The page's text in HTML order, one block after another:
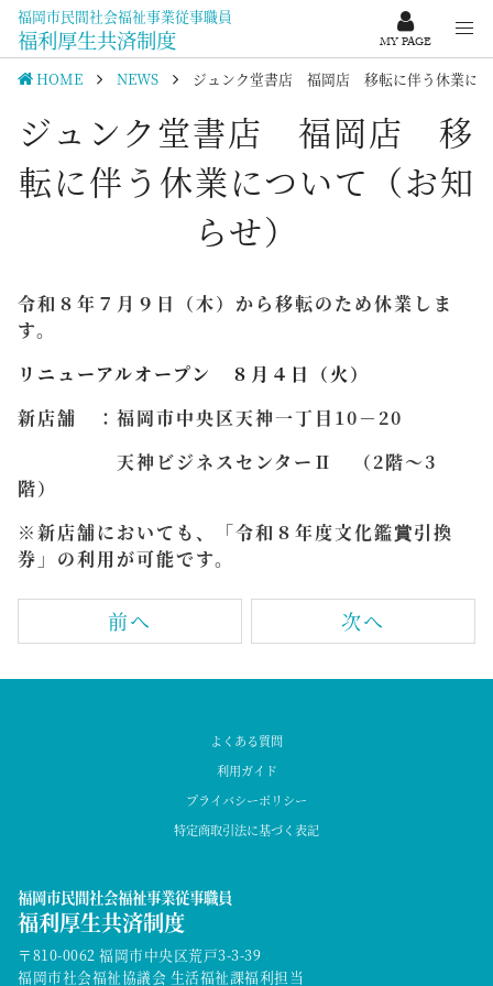
福岡市民間社会福祉事業従事職員
福利厚生共済制度 MY PAGE
HOME NEWS ジュンク堂書店 福岡店 移転に伴う休業につ
ジュンク堂書店 福岡店 移
転に伴う休業について（お知
らせ）
令和８年７月９日（木）から移転のため休業しま
す。
リニューアルオープン ８月４日（火）
新店舗 ：福岡市中央区天神一丁目10－20
天神ビジネスセンターⅡ （2階～3
階）
※新店舗においても、「令和８年度文化鑑賞引換
券」の利用が可能です。
前へ 次へ
よくある質問
利用ガイド
プライバシーポリシー
特定商取引法に基づく表記
福岡市民間社会福祉事業従事職員
福利厚生共済制度
〒810-0062 福岡市中央区荒戸3-3-39
福岡市社会福祉協議会 生活福祉課福利担当